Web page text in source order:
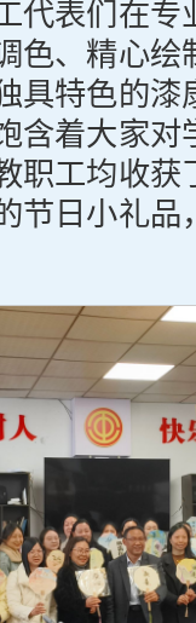
代表们在专
色、精心绘
具特色的漆
含着大家对
职工均收获
节日小礼品